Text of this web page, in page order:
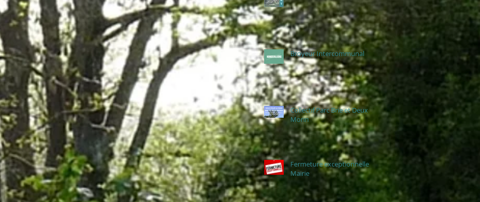
Broyeur Intercommunal
Collectif Parc Brie et Deux
Morin
Fermeture exceptionnelle
Mairie